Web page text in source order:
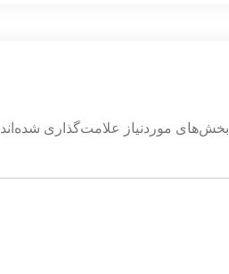
بخش‌های موردنیاز علامت‌گذاری شده‌اند